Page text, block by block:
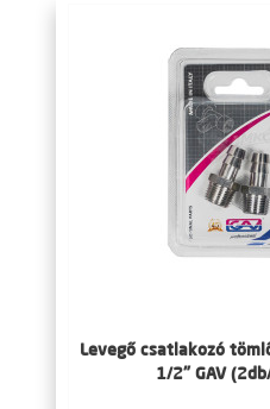
Levegő csatlakozó
1/2" GAV